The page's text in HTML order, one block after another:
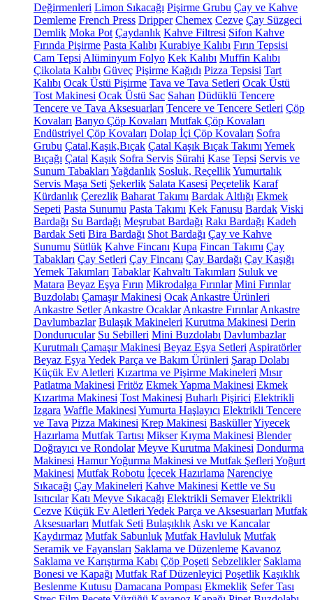
Değirmenleri Limon Sıkacağı Pişirme Grubu Çay ve Kahve
Demleme French Press Dripper Chemex Cezve Çay Süzgeci
Demlik Moka Pot Çaydanlık Kahve Filtresi Sifon Kahve
Fırında Pişirme Pasta Kalıbı Kurabiye Kalıbı Fırın Tepsisi
Cam Tepsi Alüminyum Folyo Kek Kalıbı Muffin Kalıbı
Çikolata Kalıbı Güveç Pişirme Kağıdı Pizza Tepsisi Tart
Kalıbı Ocak Üstü Pişirme Tava ve Tava Setleri Ocak Üstü
Tost Makinesi Ocak Üstü Sac Sahan Düdüklü Tencere
Tencere ve Tava Aksesuarları Tencere ve Tencere Setleri Çöp
Kovaları Banyo Çöp Kovaları Mutfak Çöp Kovaları
Endüstriyel Çöp Kovaları Dolap İçi Çöp Kovaları Sofra
Grubu Çatal,Kaşık,Bıçak Çatal Kaşık Bıçak Takımı Yemek
Bıçağı Çatal Kaşık Sofra Servis Sürahi Kase Tepsi Servis ve
Sunum Tabakları Yağdanlık Sosluk, ReçellikYumurtalık
Servis Maşa Seti Şekerlik Salata Kasesi Peçetelik Karaf
Kürdanlık Çerezlik Baharat Takımı Bardak Altlığı Ekmek
Sepeti Pasta Sunumu Pasta Takımı Kek Fanusu Bardak Viski
Bardağı Su Bardağı Meşrubat Bardağı Rakı Bardağı Kadeh
Bardak Seti Bira Bardağı Shot Bardağı Çay ve Kahve
Sunumu Sütlük Kahve Fincanı Kupa Fincan Takımı Çay
Tabakları Çay Setleri Çay Fincanı Çay Bardağı Çay Kaşığı
Yemek Takımları Tabaklar Kahvaltı Takımları Suluk ve
Matara Beyaz Eşya Fırın Mikrodalga Fırınlar Mini Fırınlar
Buzdolabı Çamaşır Makinesi Ocak Ankastre Ürünleri
Ankastre Setler Ankastre Ocaklar Ankastre Fırınlar Ankastre
Davlumbazlar Bulaşık Makineleri Kurutma Makinesi Derin
Dondurucular Su Sebilleri Mini Buzdolabı Davlumbazlar
Kurutmalı Çamaşır Makinesi Beyaz Eşya Setleri Aspiratörler
Beyaz Eşya Yedek Parça ve Bakım Ürünleri Şarap Dolabı
Küçük Ev Aletleri Kızartma ve Pişirme Makineleri Mısır
Patlatma Makinesi Fritöz Ekmek Yapma Makinesi Ekmek
Kızartma Makinesi Tost Makinesi Buharlı Pişirici Elektrikli
Izgara Waffle Makinesi Yumurta Haşlayıcı Elektrikli Tencere
ve Tava Pizza Makinesi Krep Makinesi BasküllerYiyecek
Hazırlama Mutfak Tartısı Mikser Kıyma Makinesi Blender
Doğrayıcı ve Rondolar Meyve Kurutma Makinesi Dondurma
Makinesi Hamur Yoğurma Makinesi ve Mutfak Şefleri Yoğurt
Makinesi Mutfak Robotu İçecek Hazırlama Narenciye
Sıkacağı Çay Makineleri Kahve Makinesi Kettle ve Su
Isıtıcılar Katı Meyve Sıkacağı Elektrikli Semaver Elektrikli
Cezve Küçük Ev Aletleri Yedek Parça ve Aksesuarları Mutfak
Aksesuarları Mutfak Seti Bulaşıklık Askı ve Kancalar
Kaydırmaz Mutfak Sabunluk Mutfak Havluluk Mutfak
Seramik ve Fayansları Saklama ve Düzenleme Kavanoz
Saklama ve Karıştırma Kabı Çöp Poşeti Sebzelikler Saklama
Bonesi ve Kapağı Mutfak Raf Düzenleyici Poşetlik Kaşıklık
Beslenme Kutusu Damacana Pompası Ekmeklik Sefer Tası